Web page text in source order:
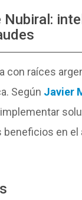
Nubiral:
con raíces
Según Javier
en el